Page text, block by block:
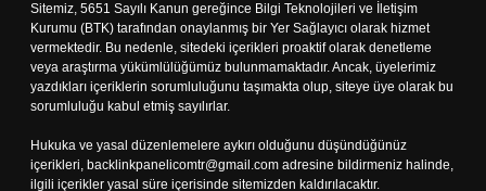
Sitemiz, 5651 Sayılı Kanun gereğince Bilgi Teknolojileri ve İletişim
Kurumu (BTK) tarafından onaylanmış bir Yer Sağlayıcı olarak hizmet
vermektedir. Bu nedenle, sitedeki içerikleri proaktif olarak denetleme
veya araştırma yükümlülüğümüz bulunmamaktadır. Ancak, üyelerimiz
yazdıkları içeriklerin sorumluluğunu taşımakta olup, siteye üye olarak bu
sorumluluğu kabul etmiş sayılırlar.
Hukuka ve yasal düzenlemelere aykırı olduğunu düşündüğünüz
içerikleri, backlinkpanelicomtr@gmail.com adresine bildirmeniz halinde,
ilgili içerikler yasal süre içerisinde sitemizden kaldırılacaktır.